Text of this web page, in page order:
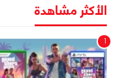
الأكثر مشاهدة
1